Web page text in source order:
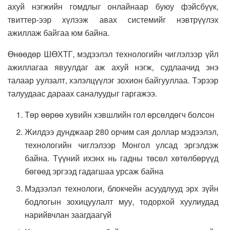
ахуй нэгжийн гомдлыг онлайнаар буюу фэйсбүүк,
твиттер-ээр хүлээж авах системийг нэвтрүүлэх
ажиллаж байгаа юм байна.
Өнөөдөр ШӨХТГ, мэдээлэл технологийн чиглэлээр үйл
ажиллагаа явуулдаг аж ахуй нэгж, судлаачид энэ
талаар уулзалт, хэлэлцүүлэг зохион байгууллаа. Тэрээр
талуудаас дараах саналуудыг гаргажээ.
Төр өөрөө хувийн хэвшлийн гол өрсөлдөгч болсон
Жилдээ дунджаар 280 орчим сая доллар мэдээлэл,
технологийн чиглэлээр Монгол улсад эргэлдэж
байна. Түүний ихэнх нь гадны төсөл хөтөлбөрүүд
бөгөөд эргээд гадагшаа урсаж байна
Мэдээлэл технологи, блокчейн асуудлууд эрх зүйн
бодлогын зохицуулалт муу, тодорхой хуулиудад
нарийвчлан заагдаагүй